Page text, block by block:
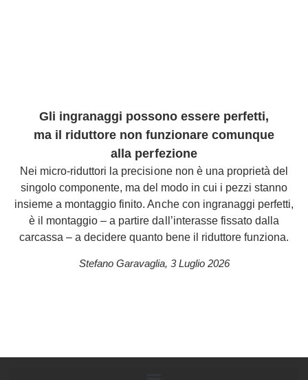
Gli ingranaggi possono essere perfetti,
ma il riduttore non funzionare comunque
alla perfezione
Nei micro-riduttori la precisione non è una proprietà del
singolo componente, ma del modo in cui i pezzi stanno
insieme a montaggio finito. Anche con ingranaggi perfetti,
è il montaggio – a partire dall’interasse fissato dalla
carcassa – a decidere quanto bene il riduttore funziona.
Stefano Garavaglia, 3 Luglio 2026